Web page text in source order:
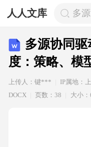
人人文库 多
多源协同
度：策略、模
上传人：键*** IP属地：
DOCX
页数：38 大小